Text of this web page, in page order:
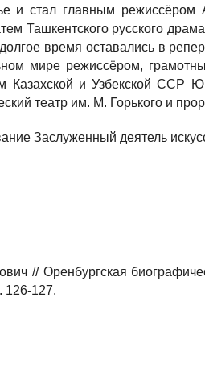
и стал главным режиссёром
Ташкентского русского
время оставались в
мире режиссёром,
Казахской и Узбекской ССР
театр им. М. Горького и
Заслуженный деятель
// Оренбургская
126-127.